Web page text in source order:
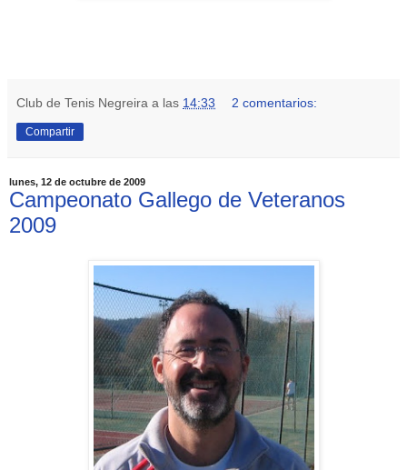
Club de Tenis Negreira a las 14:33 2 comentarios:
Compartir
lunes, 12 de octubre de 2009
Campeonato Gallego de Veteranos
2009